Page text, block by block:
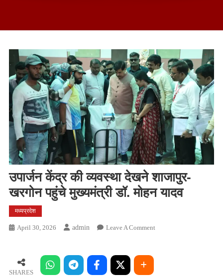
उपार्जन केंद्र की व्यवस्था देखने शाजापुर-
खरगोन पहुंचे मुख्यमंत्री डॉ. मोहन यादव
मध्यप्रदेश
April 30, 2026 Admin Leave A CommentOn
SHARES